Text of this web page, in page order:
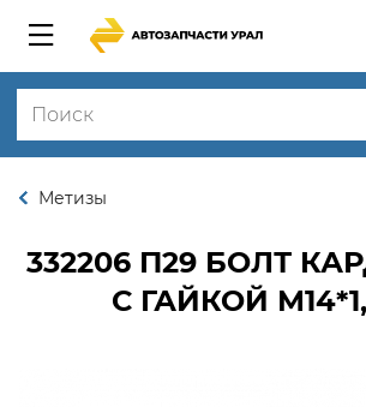
Метизы
332206 П29 БОЛТ
С ГАЙКОЙ